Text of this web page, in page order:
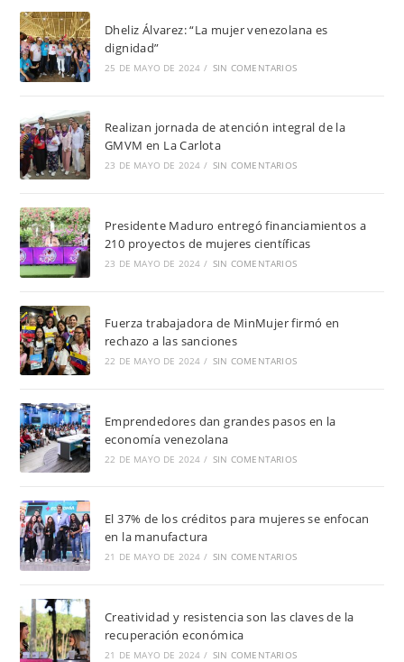
Dheliz Álvarez: “La mujer venezolana es
dignidad”
25 DE MAYO DE 2024 / SIN COMENTARIOS
Realizan jornada de atención integral de la
GMVM en La Carlota
23 DE MAYO DE 2024 / SIN COMENTARIOS
Presidente Maduro entregó financiamientos a
210 proyectos de mujeres científicas
23 DE MAYO DE 2024 / SIN COMENTARIOS
Fuerza trabajadora de MinMujer firmó en
rechazo a las sanciones
22 DE MAYO DE 2024 / SIN COMENTARIOS
Emprendedores dan grandes pasos en la
economía venezolana
22 DE MAYO DE 2024 / SIN COMENTARIOS
El 37% de los créditos para mujeres se enfocan
en la manufactura
21 DE MAYO DE 2024 / SIN COMENTARIOS
Creatividad y resistencia son las claves de la
recuperación económica
21 DE MAYO DE 2024 / SIN COMENTARIOS